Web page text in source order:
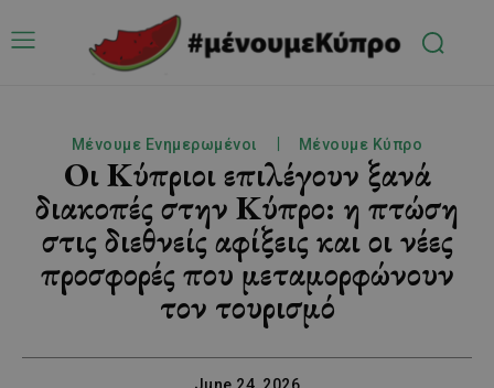
Μένουμε Ενημερωμένοι Μένουμε Κύπρο
Οι Κύπριοι επιλέγουν ξανά
διακοπές στην Κύπρο: η πτώση
στις διεθνείς αφίξεις και οι νέες
προσφορές που μεταμορφώνουν
τον τουρισμό